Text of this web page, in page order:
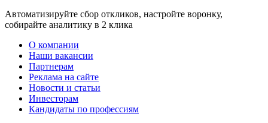
Автоматизируйте сбор откликов, настройте воронку,
собирайте аналитику в 2 клика
О компании
Наши вакансии
Партнерам
Реклама на сайте
Новости и статьи
Инвесторам
Кандидаты по профессиям